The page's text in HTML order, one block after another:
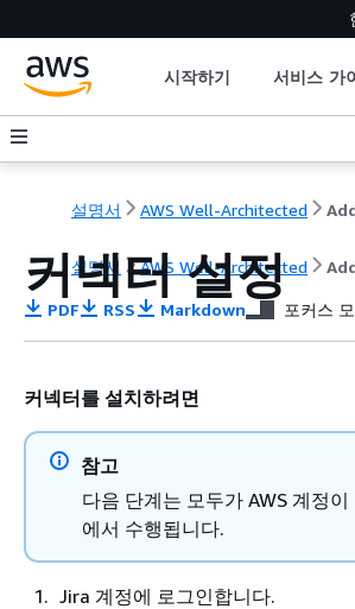
시작하기 서비스 가
설명서 AWS Well-Architected
설명서 AWS Well-Architected
커넥터 설정
PDF RSS Markdown 포커스
커넥터를 설치하려면
참고
다음 단계는 모두가 AWS 계정
에서 수행됩니다.
Jira 계정에 로그인합니다.